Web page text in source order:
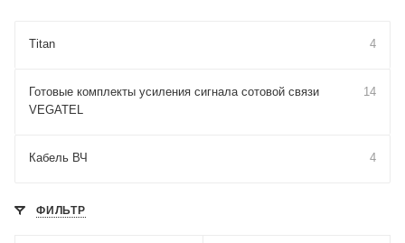
Titan 4
Готовые комплекты усиления сигнала сотовой связи
VEGATEL
14
Кабель ВЧ 4
ФИЛЬТР